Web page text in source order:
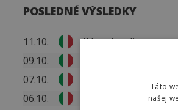
POSLEDNÉ VÝSLEDKY
11.10. Il Lombardia
09.10.
07.10.
06.10. Coppa Bernocchi -
Táto
našej